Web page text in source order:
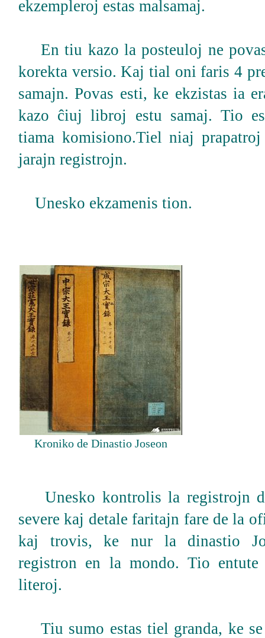
ekzempleroj estas malsamaj.
En tiu kazo la posteuloj ne
korekta versio. Kaj tial oni faris 4
samajn. Povas esti, ke ekzistas ia
kazo ĉiuj libroj estu samaj. Tio
tiama komisiono.Tiel niaj
jarajn registrojn.
Unesko ekzamenis tion.
Kroniko de Dinastio Joseon
Unesko kontrolis la registrojn
severe kaj detale faritajn fare de la
kaj trovis, ke nur la dinastio
registron en la mondo. Tio entute
literoj.
Tiu sumo estas tiel granda, ke